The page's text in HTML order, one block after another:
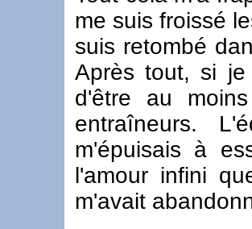
me suis froissé
suis retombé
Après tout, si je
d'être au
entraîneurs.
m'épuisais à
l'amour infini
m'avait